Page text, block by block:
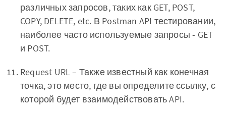
различных запросов, таких как GET, POST,
COPY, DELETE, etc. В Postman API тестировании,
наиболее часто используемые запросы - GET
и POST.
Request URL – Также известный как конечная
точка, это место, где вы определите ссылку, с
которой будет взаимодействовать API.